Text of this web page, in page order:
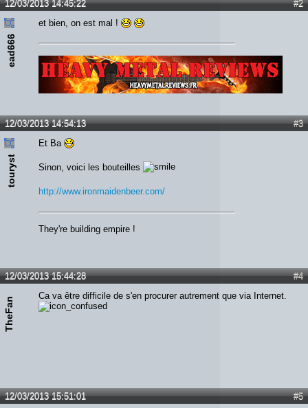
#2
12/03/2013 14:45:22
ead666
et bien, on est mal !
#3
12/03/2013 14:54:13
touryst
Et Ba
Sinon, voici les bouteilles
http://www.ironmaidenbeer.com/
They're building empire !
#4
12/03/2013 15:44:28
TheFan
Ca va être difficile de s'en procurer autrement que via Internet.
#5
12/03/2013 15:51:01